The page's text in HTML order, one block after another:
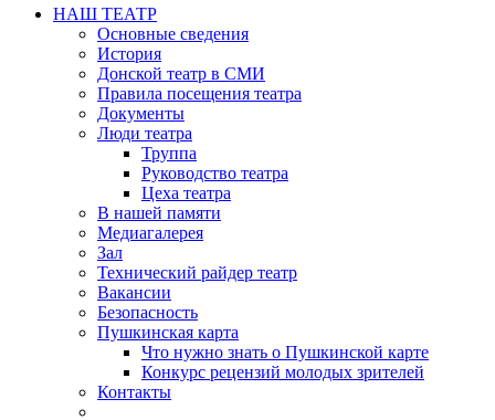
НАШ ТЕАТР
Основные сведения
История
Донской театр в СМИ
Правила посещения театра
Документы
Люди театра
Труппа
Руководство театра
Цеха театра
В нашей памяти
Медиагалерея
Зал
Технический райдер театр
Вакансии
Безопасность
Пушкинская карта
Что нужно знать о Пушкинской карте
Конкурс рецензий молодых зрителей
Контакты